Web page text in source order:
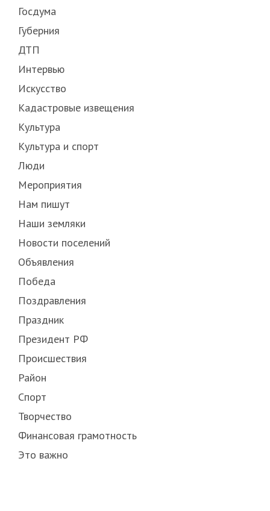
Госдума
Губерния
ДТП
Интервью
Искусство
Кадастровые извещения
Культура
Культура и спорт
Люди
Мероприятия
Нам пишут
Наши земляки
Новости поселений
Объявления
Победа
Поздравления
Праздник
Президент РФ
Происшествия
Район
Спорт
Творчество
Финансовая грамотность
Это важно